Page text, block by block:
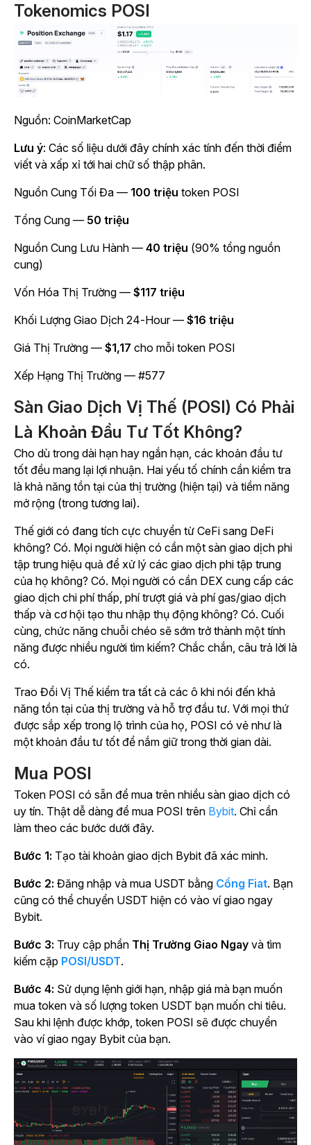
Tokenomics POSI
Nguồn: CoinMarketCap
Lưu ý: Các số liệu dưới đây chính xác tính đến thời điểm
viết và xấp xỉ tới hai chữ số thập phân.
Nguồn Cung Tối Đa — 100 triệu token POSI
Tổng Cung — 50 triệu
Nguồn Cung Lưu Hành — 40 triệu (90% tổng nguồn
cung)
Vốn Hóa Thị Trường — $117 triệu
Khối Lượng Giao Dịch 24-Hour — $16 triệu
Giá Thị Trường — $1,17 cho mỗi token POSI
Xếp Hạng Thị Trường — #577
Sàn Giao Dịch Vị Thế (POSI) Có Phải
Là Khoản Đầu Tư Tốt Không?
Cho dù trong dài hạn hay ngắn hạn, các khoản đầu tư
tốt đều mang lại lợi nhuận. Hai yếu tố chính cần kiểm tra
là khả năng tồn tại của thị trường (hiện tại) và tiềm năng
mở rộng (trong tương lai).
Thế giới có đang tích cực chuyển từ CeFi sang DeFi
không? Có. Mọi người hiện có cần một sàn giao dịch phi
tập trung hiệu quả để xử lý các giao dịch phi tập trung
của họ không? Có. Mọi người có cần DEX cung cấp các
giao dịch chi phí thấp, phí trượt giá và phí gas/giao dịch
thấp và cơ hội tạo thu nhập thụ động không? Có. Cuối
cùng, chức năng chuỗi chéo sẽ sớm trở thành một tính
năng được nhiều người tìm kiếm? Chắc chắn, câu trả lời là
có.
Trao Đổi Vị Thế kiểm tra tất cả các ô khi nói đến khả
năng tồn tại của thị trường và hỗ trợ đầu tư. Với mọi thứ
được sắp xếp trong lộ trình của họ, POSI có vẻ như là
một khoản đầu tư tốt để nắm giữ trong thời gian dài.
Mua POSI
Token POSI có sẵn để mua trên nhiều sàn giao dịch có
uy tín. Thật dễ dàng để mua POSI trên Bybit. Chỉ cần
làm theo các bước dưới đây.
Bước 1: Tạo tài khoản giao dịch Bybit đã xác minh.
Bước 2: Đăng nhập và mua USDT bằng Cổng Fiat. Bạn
cũng có thể chuyển USDT hiện có vào ví giao ngay
Bybit.
Bước 3: Truy cập phần Thị Trường Giao Ngay và tìm
kiếm cặp POSI/USDT.
Bước 4: Sử dụng lệnh giới hạn, nhập giá mà bạn muốn
mua token và số lượng token USDT bạn muốn chi tiêu.
Sau khi lệnh được khớp, token POSI sẽ được chuyển
vào ví giao ngay Bybit của bạn.